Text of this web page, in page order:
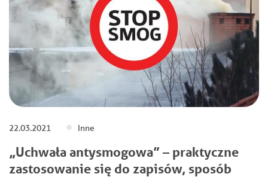
22.03.2021 Inne
„Uchwała antysmogowa” – praktyczne
zastosowanie się do zapisów, sposób